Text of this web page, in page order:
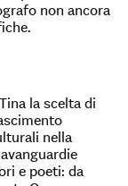
non ancora
la scelta di
nella
e poeti: da